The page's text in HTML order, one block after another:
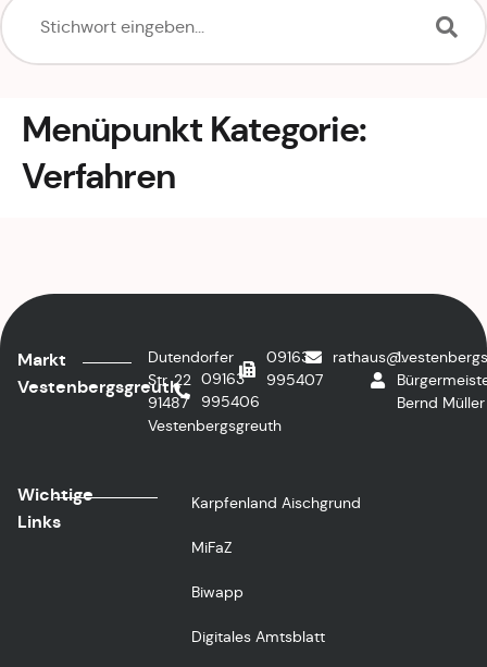
Menüpunkt Kategorie:
Verfahren
Markt
Vestenbergsgreuth
Dutendorfer
Str. 22
91487
Vestenbergsgreuth
09163
995406
09163
995407
1.
Bernd Müller
Wichtige
Links
Karpfenland Aischgrund
MiFaZ
Biwapp
Digitales Amtsblatt